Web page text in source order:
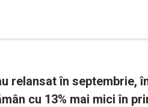
relansat în septembrie,
cu 13% mai mici în